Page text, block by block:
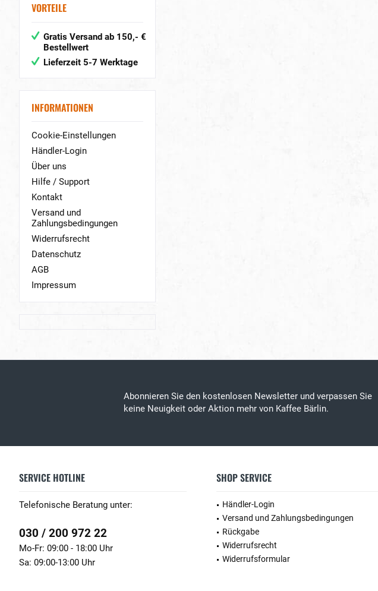
VORTEILE
Gratis Versand ab 150,- €
Bestellwert
Lieferzeit 5-7 Werktage
INFORMATIONEN
Cookie-Einstellungen
Händler-Login
Über uns
Hilfe / Support
Kontakt
Versand und
Zahlungsbedingungen
Widerrufsrecht
Datenschutz
AGB
Impressum
Abonnieren Sie den kostenlosen Newsletter und verpassen Sie
keine Neuigkeit oder Aktion mehr von Kaffee Bärlin.
SERVICE HOTLINE
Telefonische Beratung unter:
030 / 200 972 22
Mo-Fr: 09:00 - 18:00 Uhr
Sa: 09:00-13:00 Uhr
SHOP SERVICE
Händler-Login
Versand und Zahlungsbedingungen
Rückgabe
Widerrufsrecht
Widerrufsformular